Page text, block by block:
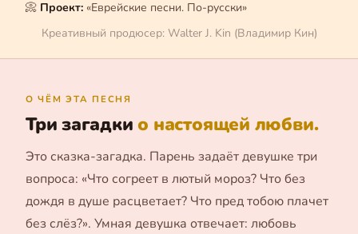
📀 Проект: «Еврейские песни. По-русски»
Креативный продюсер: Walter J. Kin (Владимир Кин)
О ЧЁМ ЭТА ПЕСНЯ
Три загадкио настоящей любви.
Это сказка-загадка. Парень задаёт девушке три
вопроса: «Что согреет в лютый мороз? Что без
дождя в душе расцветает? Что пред тобою плачет
без слёз?». Умная девушка отвечает: любовь